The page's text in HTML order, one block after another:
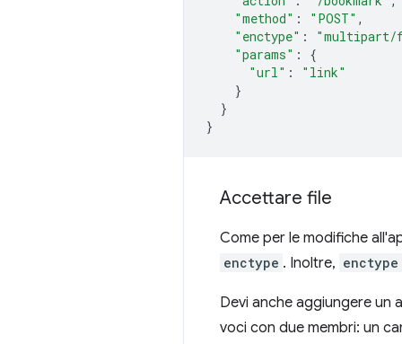
"method" : "POST" ,
"enctype" : "multipart/
"params" :
{
"url" :
"link"
}
}
}
Accettare file
Come per le modifiche
enctype . Inoltre, enctype
Devi anche aggiungere un
voci con due membri: un